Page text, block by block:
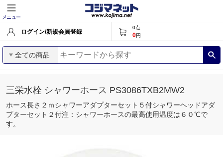
メニュー
ログイン/新規会員登録
0点
0円
全ての商品
三栄水栓 シャワーホース PS3086TXB2MW2
ホース長さ２ｍシャワーアダプターセット５付シャワーヘッドアダ
プターセット２付注：シャワーホースの最高使用温度は６０℃で
す。